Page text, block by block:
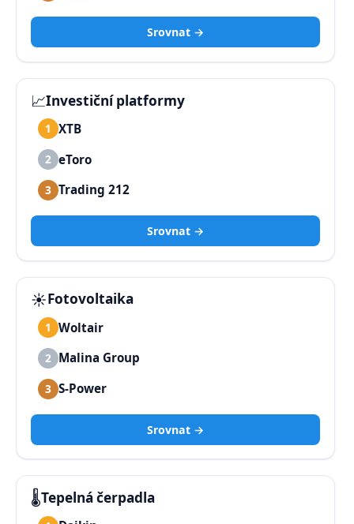
Srovnat →
📈Investiční platformy
1 XTB
2 eToro
3 Trading 212
Srovnat →
☀️Fotovoltaika
1 Woltair
2 Malina Group
3 S-Power
Srovnat →
🌡️Tepelná čerpadla